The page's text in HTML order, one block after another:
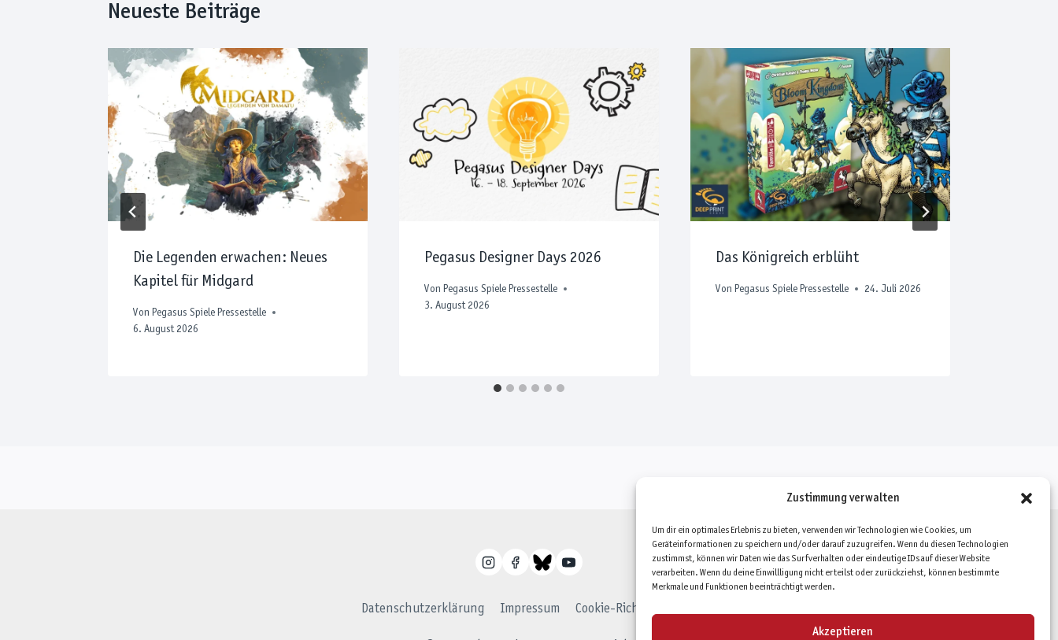
Zustimmung verwalten
Um dir ein optimales Erlebnis zu bieten, verwenden wir Technologien wie Cookies, um
Geräteinformationen zu speichern und/oder darauf zuzugreifen. Wenn du diesen Technologien
zustimmst, können wir Daten wie das Surfverhalten oder eindeutige IDs auf dieser Website
verarbeiten. Wenn du deine Einwillligung nicht erteilst oder zurückziehst, können bestimmte
Merkmale und Funktionen beeinträchtigt werden.
Akzeptieren
Neueste Beiträge
Die Legenden erwachen: Neues
Kapitel für Midgard
Von Pegasus Spiele Pressestelle
6. August 2026
Pegasus Designer Days 2026
Von Pegasus Spiele Pressestelle
3. August 2026
Das Königreich erblüht
Von Pegasus Spiele Pressestelle 24. Juli 2026
Datenschutzerklärung Impressum Cookie-Richtlinie (EU)